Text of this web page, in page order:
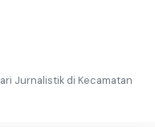
Jurnalistik di Kecamatan